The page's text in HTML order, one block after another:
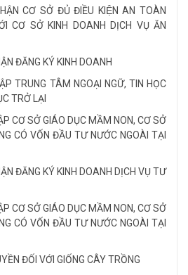
CHUYÊN VỀ HÌNH SỰ...
Xem tất cả
CƠ SỞ ĐỦ ĐIỀU KIỆN AN TOÀN
CƠ SỞ KINH DOANH DỊCH VỤ ĂN
ĐĂNG KÝ KINH DOANH
TRUNG TÂM NGOẠI NGỮ, TIN HỌC
TRỞ LẠI
CƠ SỞ GIÁO DỤC MẦM NON, CƠ SỞ
CÓ VỐN ĐẦU TƯ NƯỚC NGOÀI TẠI
ĐĂNG KÝ KINH DOANH DỊCH VỤ TƯ
CƠ SỞ GIÁO DỤC MẦM NON, CƠ SỞ
CÓ VỐN ĐẦU TƯ NƯỚC NGOÀI TẠI
ĐỐI VỚI GIỐNG CÂY TRỒNG